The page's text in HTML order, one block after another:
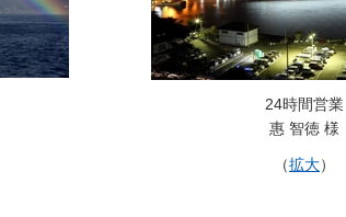
24時間営業
惠 智徳 様
（拡大）